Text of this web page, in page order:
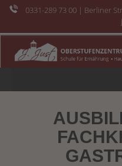
0331-289 73 00 | Berliner